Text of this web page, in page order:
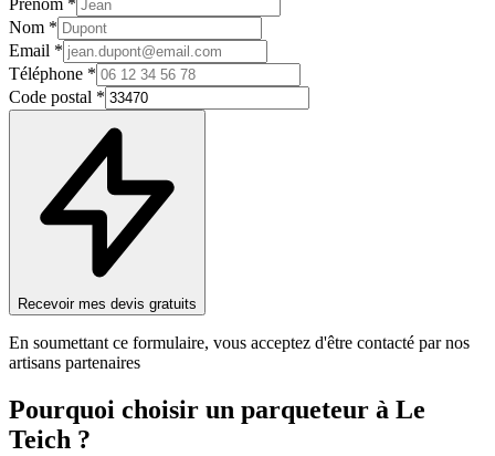
Prénom *
Nom *
Email *
Téléphone *
Code postal *
Recevoir mes devis gratuits
En soumettant ce formulaire, vous acceptez d'être contacté par nos
artisans partenaires
Pourquoi choisir un parqueteur à Le
Teich ?